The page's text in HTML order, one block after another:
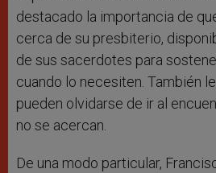
destacado la importancia de
cerca de su presbiterio,
de sus sacerdotes para
cuando lo necesiten. También
pueden olvidarse de ir al
no se acercan.
De una modo particular,